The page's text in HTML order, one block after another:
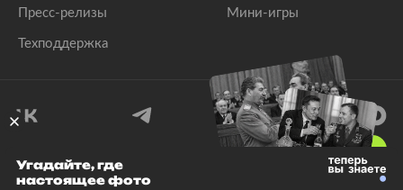
Пресс-релизы
Техподдержка
Мини-игры
© 1999–2026 Все права защищены.
Угадайте, где
настоящее фото